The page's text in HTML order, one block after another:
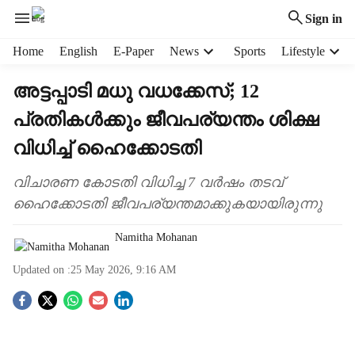
Sign in
Home English E-Paper News Sports Lifestyle
അട്ടപ്പാടി മധു വധക്കേസ്; 12
പ്രതികൾ‌ക്കും ജീവപര്യന്തം ശിക്ഷ
വിധിച്ച് ഹൈക്കോടതി
വിചാരണ കോടതി വിധിച്ച 7 വർഷം തടവ്
ഹൈക്കോടതി ജീവപര്യന്തമാക്കുകയായിരുന്നു
Namitha Mohanan
Updated on :25 May 2026, 9:16 AM
S